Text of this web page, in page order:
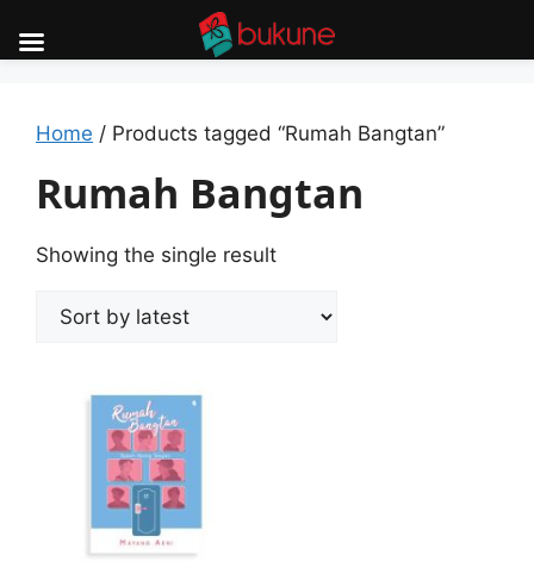
content
Home / Products tagged “Rumah Bangtan”
Rumah Bangtan
Showing the single result